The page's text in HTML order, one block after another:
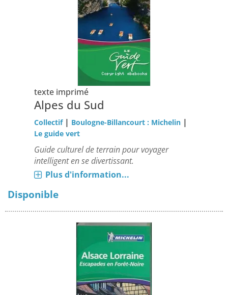
texte imprimé
Alpes du Sud
Collectif | Boulogne-Billancourt : Michelin |
Le guide vert
Guide culturel de terrain pour voyager
intelligent en se divertissant.
Plus d'information...
Disponible